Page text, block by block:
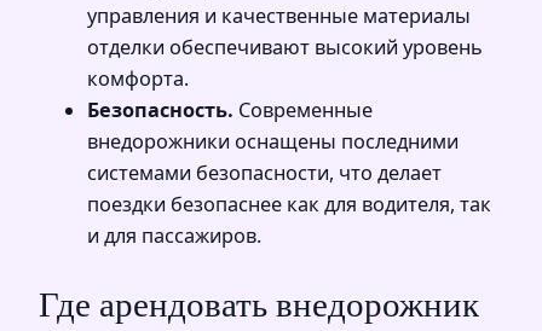
управления и качественные материалы
отделки обеспечивают высокий уровень
комфорта.
Безопасность. Современные
внедорожники оснащены последними
системами безопасности, что делает
поездки безопаснее как для водителя, так
и для пассажиров.
Где арендовать внедорожник